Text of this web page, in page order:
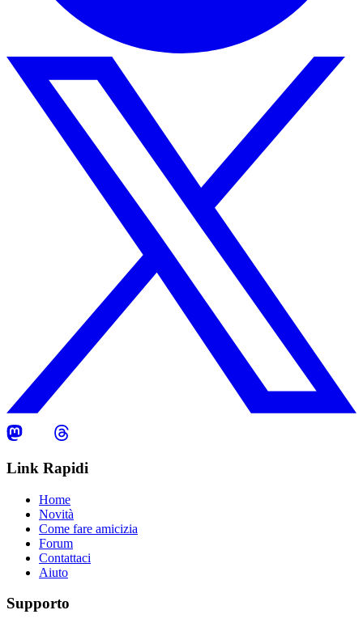
Link Rapidi
Home
Novità
Come fare amicizia
Forum
Contattaci
Aiuto
Supporto